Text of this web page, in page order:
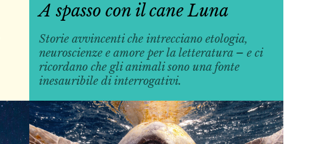
A spasso con il cane Luna
Storie avvincenti che intrecciano etologia,
neuroscienze e amore per la letteratura – e ci
ricordano che gli animali sono una fonte
inesauribile di interrogativi.